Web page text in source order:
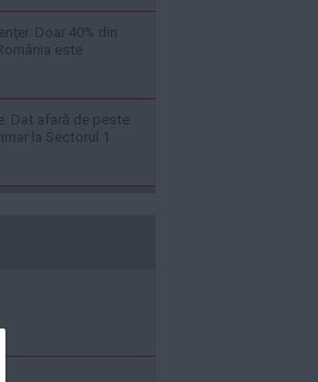
Doar 40% din
este
Dat afară de peste
la Sectorul 1